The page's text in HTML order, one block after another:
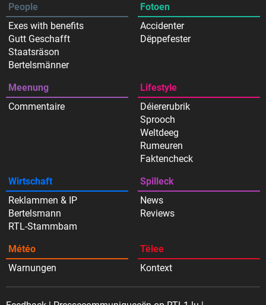
People
Exes with benefits
Gutt Geschafft
Staatsräson
Bertelsmänner
Fotoen
Accidenter
Dëppefester
Meenung
Commentaire
Lifestyle
Déiererubrik
Sprooch
Weltdeeg
Rumeuren
Faktencheck
Wirtschaft
Reklammen & IP
Bertelsmann
RTL-Stammbam
Spilleck
News
Reviews
Météo
Warnungen
Tëlee
Kontext